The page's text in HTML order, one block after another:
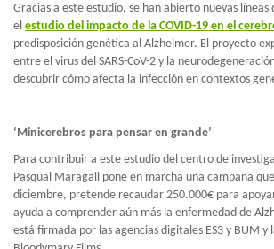
Gracias a este estudio, se han abierto nuevas
el estudio del impacto de la COVID-19 en el
predisposición genética al Alzheimer. El proyecto
entre el virus del SARS-CoV-2 y la
descubrir cómo afecta la infección en contextos
‘Minicerebros para pensar en grande’
Para contribuir a este estudio del centro de
Pasqual Maragall pone en marcha una campaña
diciembre, pretende recaudar 250.000€ para
ayuda a comprender aún más la enfermedad de
está firmada por las agencias digitales ES3 y BUM y